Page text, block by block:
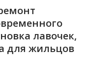
лавочек,
для жильцов